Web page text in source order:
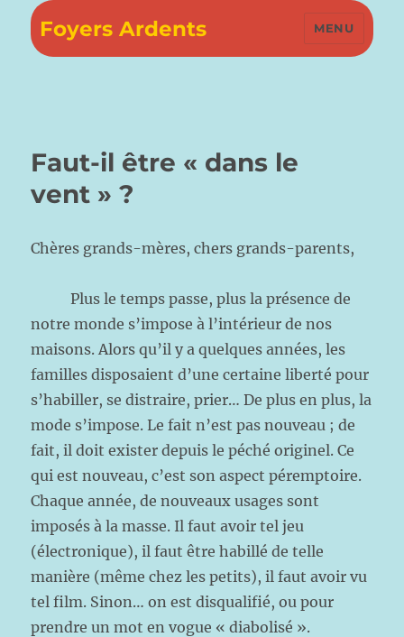
Foyers Ardents MENU
Faut-il être « dans le
vent » ?
Chères grands-mères, chers grands-parents,
Plus le temps passe, plus la présence de
notre monde s’impose à l’intérieur de nos
maisons. Alors qu’il y a quelques années, les
familles disposaient d’une certaine liberté pour
s’habiller, se distraire, prier… De plus en plus, la
mode s’impose. Le fait n’est pas nouveau ; de
fait, il doit exister depuis le péché originel. Ce
qui est nouveau, c’est son aspect péremptoire.
Chaque année, de nouveaux usages sont
imposés à la masse. Il faut avoir tel jeu
(électronique), il faut être habillé de telle
manière (même chez les petits), il faut avoir vu
tel film. Sinon… on est disqualifié, ou pour
prendre un mot en vogue « diabolisé ».